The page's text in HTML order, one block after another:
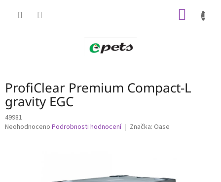
ProfiClear Premium Compact-L
gravity EGC
49981
Průměrné
Neohodnoceno Podrobnosti hodnocení Značka: Oase